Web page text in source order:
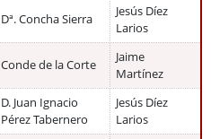
Dª. Concha Sierra
Jesús Díez
Larios
Conde de la Corte
Jaime
Martínez
D. Juan Ignacio
Pérez Tabernero
Jesús Díez
Larios